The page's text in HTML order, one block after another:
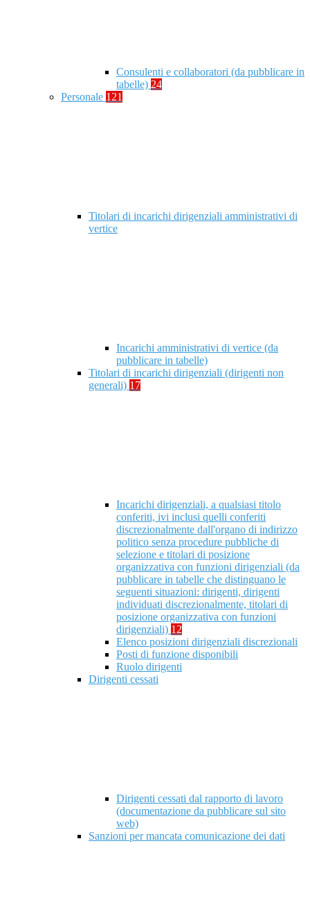
Consulenti e collaboratori (da pubblicare in
tabelle) 24
Personale 121
Titolari di incarichi dirigenziali amministrativi di
vertice
Incarichi amministrativi di vertice (da
pubblicare in tabelle)
Titolari di incarichi dirigenziali (dirigenti non
generali) 17
Incarichi dirigenziali, a qualsiasi titolo
conferiti, ivi inclusi quelli conferiti
discrezionalmente dall'organo di indirizzo
politico senza procedure pubbliche di
selezione e titolari di posizione
organizzativa con funzioni dirigenziali (da
pubblicare in tabelle che distinguano le
seguenti situazioni: dirigenti, dirigenti
individuati discrezionalmente, titolari di
posizione organizzativa con funzioni
dirigenziali) 12
Elenco posizioni dirigenziali discrezionali
Posti di funzione disponibili
Ruolo dirigenti
Dirigenti cessati
Dirigenti cessati dal rapporto di lavoro
(documentazione da pubblicare sul sito
web)
Sanzioni per mancata comunicazione dei dati